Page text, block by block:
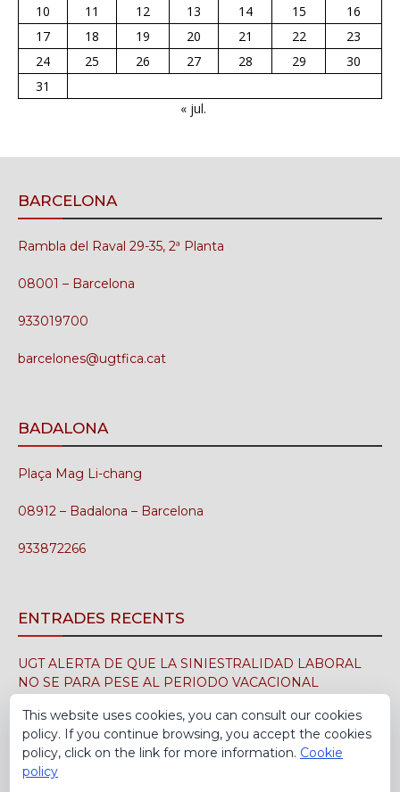
10
11 12 13 14 15
16
17
18 19 20 21 22
23
24
25 26 27 28 29
30
31
« jul.
BARCELONA
Rambla del Raval 29-35, 2ª Planta
08001 – Barcelona
933019700
barcelones@ugtfica.cat
BADALONA
Plaça Mag Li-chang
08912 – Badalona – Barcelona
933872266
ENTRADES RECENTS
UGT ALERTA DE QUE LA SINIESTRALIDAD LABORAL
NO SE PARA PESE AL PERIODO VACACIONAL
UGT FICA FIRMA EN EL SIMA EL CONVENIO
COLECTIVO DE LA INDUSTRIA DEL CALZADO PARA EL
PERÍODO 2026-2029
This website uses cookies, you can consult our cookies
policy. If you continue browsing, you accept the cookies
policy, click on the link for more information. Cookie
policy